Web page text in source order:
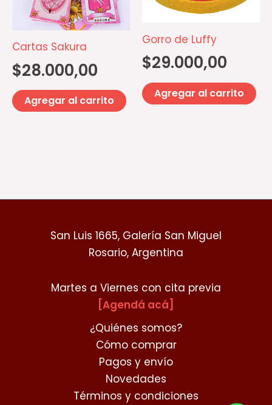
Cartas Sakura
$28.000,00
Agregar al carrito
Gorro de Luffy
$29.000,00
Agregar al carrito
San Luis 1665, Galería San Miguel
Rosario, Argentina
Martes a Viernes con cita previa
[Agendá acá]
¿Quiénes somos?
Cómo comprar
Pagos y envío
Novedades
Términos y condiciones